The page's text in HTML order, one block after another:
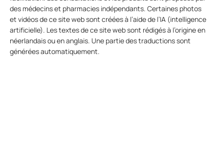
des médecins et pharmacies indépendants. Certaines photos
et vidéos de ce site web sont créées à l’aide de l’IA (intelligence
artificielle). Les textes de ce site web sont rédigés à l’origine en
néerlandais ou en anglais. Une partie des traductions sont
générées automatiquement.